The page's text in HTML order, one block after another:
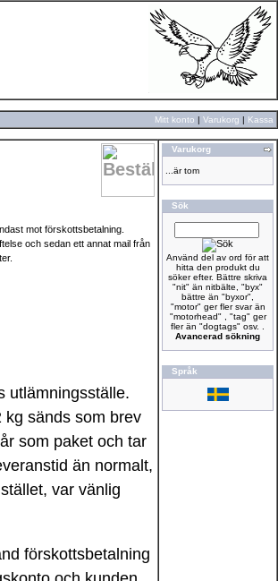
Mitt konto | Varukorg | Kassa
mot förskottsbetalning.
och sedan ett annat mail från
utlämningsställe.
kg sänds som brev
som paket och tar
än normalt,
var vänlig
förskottsbetalning
Varukorg
...är tom
Sök
Använd del av ord för att
hitta den produkt du
söker efter. Bättre skriva
"nit" än nitbälte, "byx"
bättre än "byxor",
"motor" ger fler svar än
"motorhead" , "tag" ger
fler än "dogtags" osv. .
Avancerad sökning
Språk